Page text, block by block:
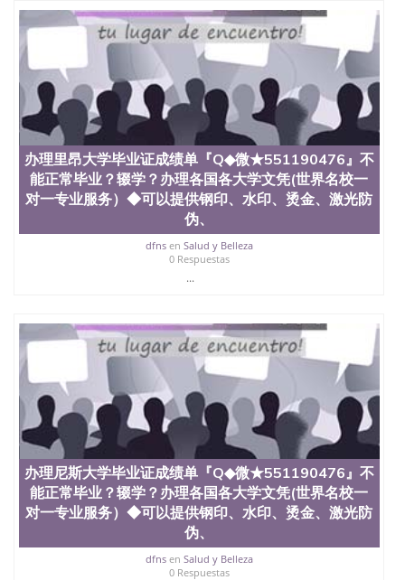
University）圣何塞州立大学（San Jose State
University）圣何塞州立大学（San Jose State
University）圣何塞州立大学（San Jose State
University）圣何塞州立大学学位证（San Jose State
University）圣何塞州立大学学位证（San Jose State
University）圣何塞州立大学学位证（San Jose State
University）圣何塞州立大学（San Jose State
University）圣何塞州立大学（San Jose State
University）圣何塞州立大学（San Jose State
University）圣何塞州立大学（San Jose State
University）圣何塞州立大学学位证（San Jose State
University）圣何塞州立大学学位证（San Jose State
University）圣何塞州立大学结业证（San Jose State
University）圣何塞州立大学结业证（San Jose State
University）圣何塞州立大学结业证（San Jose State
University）圣何塞州立大学学位证（San Jose State
University）圣何塞州立大学学位证（San Jose State
Jose State University）圣何塞州立大学学历证书
（San Jose State University）澳洲读书未毕业找人做
文凭学位qq微信551190476澳洲读CQU中央昆士兰大
学学历 绩单购买学位证书/澳洲读本科硕士做文凭/购
买澳洲大学毕业证成绩单假文凭学历
offieUniversityofSouthernQueensland 澳洲读书未毕
业找人做文凭学位qq微信551190476澳洲读CQU中央
昆士兰大学学历成绩单购买学位证书/澳洲读本科硕
士做文凭/购买澳洲大学毕业证成绩单假文凭学历办
理巴黎第七大学毕业证成绩单『Q◆微★551190476』
不能正常毕业？辍学？办理各国各大学文凭(世界名校
一对一专业服务）◆可以提供钢印、水印、烫金、激
光防伪、凹凸版、版大学毕业证、真实可查留信认
证，100%让您放心满意 Université Paris Diderot-Paris
办理里昂大学毕业证成绩单『Q◆微★551190476』不
能正常毕业？辍学？办理各国各大学文凭(世界名校一
对一专业服务）◆可以提供钢印、水印、烫金、激光防
伪、
dfnsen Salud y Belleza
0 Respuestas
...
办理尼斯大学毕业证成绩单『Q◆微★551190476』不
能正常毕业？辍学？办理各国各大学文凭(世界名校一
对一专业服务）◆可以提供钢印、水印、烫金、激光防
伪、
dfnsen Salud y Belleza
0 Respuestas